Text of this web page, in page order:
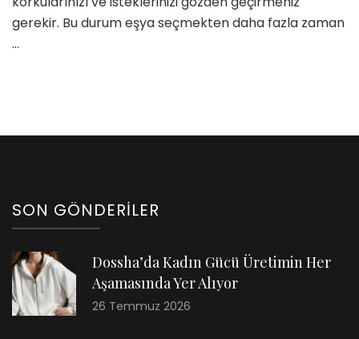
gerekir. Bu durum eşya seçmekten daha fazla zaman
…
SON GÖNDERILER
Dossha’da Kadın Gücü Üretimin Her
Aşamasında Yer Alıyor
26 Temmuz 2026